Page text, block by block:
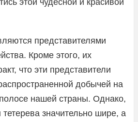
представителями
Кроме этого, их
что эти представители
добычей на
нашей страны. Однако,
значительно шире, а